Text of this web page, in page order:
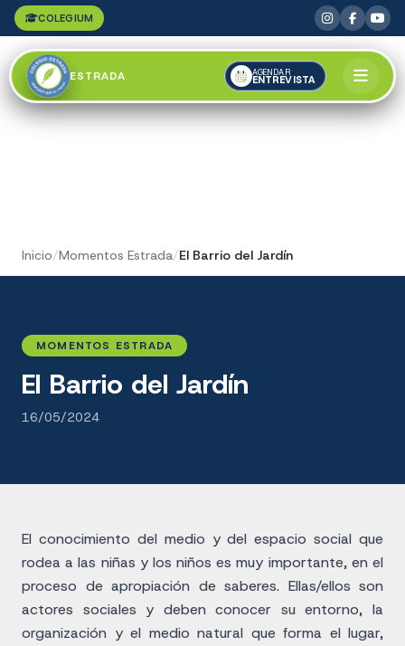
COLEGIUM
ESTRADA AGENDAR
ENTREVISTA
Inicio/Momentos Estrada/El Barrio del Jardín
MOMENTOS ESTRADA
El Barrio del Jardín
16/05/2024
El conocimiento del medio y del espacio social que
rodea a las niñas y los niños es muy importante, en el
proceso de apropiación de saberes. Ellas/ellos son
actores sociales y deben conocer su entorno, la
organización y el medio natural que forma el lugar,